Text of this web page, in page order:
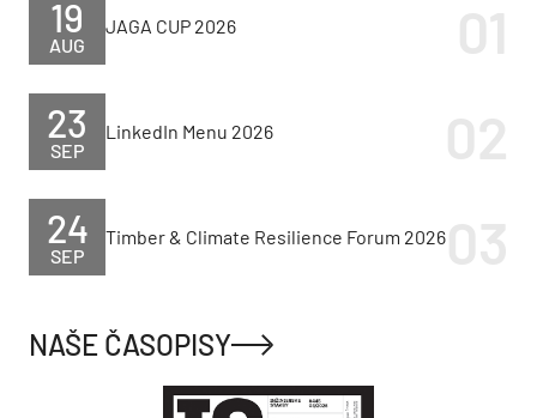
AUG
19 JAGA CUP 2026
SEP
23 LinkedIn Menu 2026
SEP
24 Timber & Climate Resilience Forum 2026
NAŠE ČASOPISY